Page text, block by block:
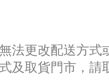
法更改配送方式
及取貨門市，請